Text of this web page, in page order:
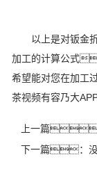
以上是对钣金
加工的计算公式
希望能对您在加
茶视频有容乃大
上一篇
下一篇：没